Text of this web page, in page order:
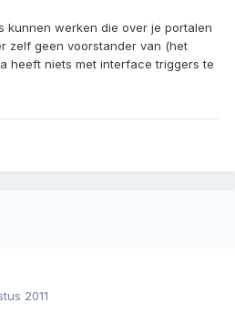
kunnen werken die over je portalen
zelf geen voorstander van (het
heeft niets met interface triggers te
2011